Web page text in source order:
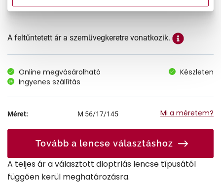
A feltűntetett ár a szemüvegkeretre vonatkozik.
Online megvásárolható
Készleten
Ingyenes szállítás
Méret: M 56/17/145 Mi a méretem?
Tovább a lencse választáshoz
A teljes ár a választott dioptriás lencse típusától
függően kerül meghatározásra.